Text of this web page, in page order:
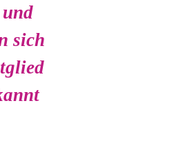
sich